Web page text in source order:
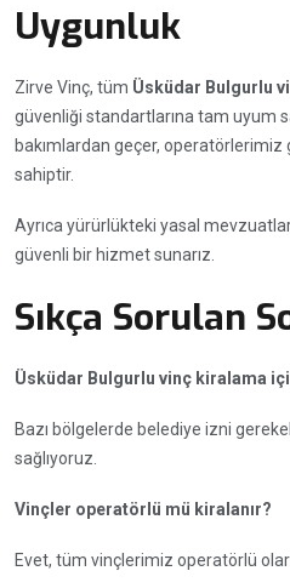
Uygunluk
Zirve Vinç, tüm Üsküdar Bulgurlu
güvenliği standartlarına tam uyum
bakımlardan geçer,
sahiptir.
Ayrıca yürürlükteki yasal
güvenli bir hizmet sunarız.
Sıkça Sorulan
Üsküdar Bulgurlu vinç kiralama
Bazı bölgelerde belediye izni
sağlıyoruz.
Vinçler operatörlü mü kiralanır?
Evet, tüm vinçlerimiz operatörlü